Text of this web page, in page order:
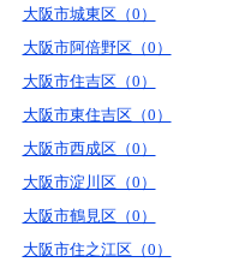
大阪市城東区（0）
大阪市阿倍野区（0）
大阪市住吉区（0）
大阪市東住吉区（0）
大阪市西成区（0）
大阪市淀川区（0）
大阪市鶴見区（0）
大阪市住之江区（0）